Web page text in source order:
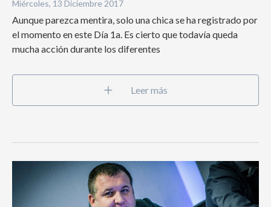
Miércoles, 13 Diciembre 2017
Aunque parezca mentira, solo una chica se ha registrado por
el momento en este Día 1a. Es cierto que todavía queda
mucha acción durante los diferentes
Leer más